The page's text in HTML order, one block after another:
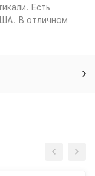
Есть
В отличном